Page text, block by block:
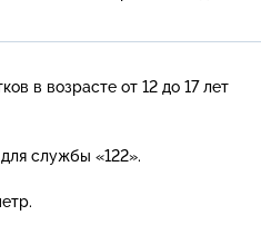
в возрасте от 12 до 17 лет
службы «122».